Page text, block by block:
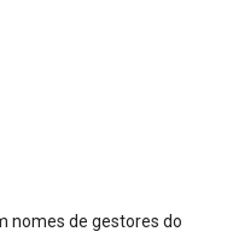
nomes de gestores do